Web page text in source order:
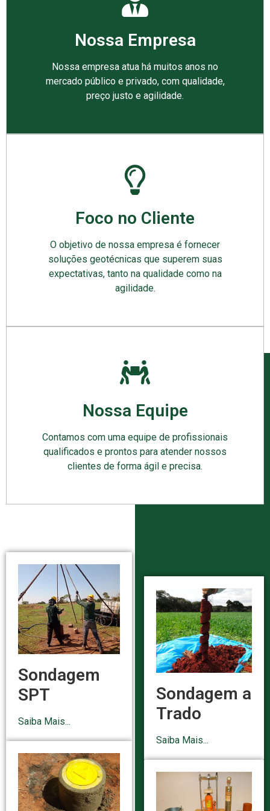
Nossa Empresa
Nossa empresa atua há muitos anos no
mercado público e privado, com qualidade,
preço justo e agilidade.
Foco no Cliente
O objetivo de nossa empresa é fornecer
soluções geotécnicas que superem suas
expectativas, tanto na qualidade como na
agilidade.
Nossa Equipe
Contamos com uma equipe de profissionais
qualificados e prontos para atender nossos
clientes de forma ágil e precisa.
Sondagem
SPT
Saiba Mais...
Sondagem a
Trado
Saiba Mais...